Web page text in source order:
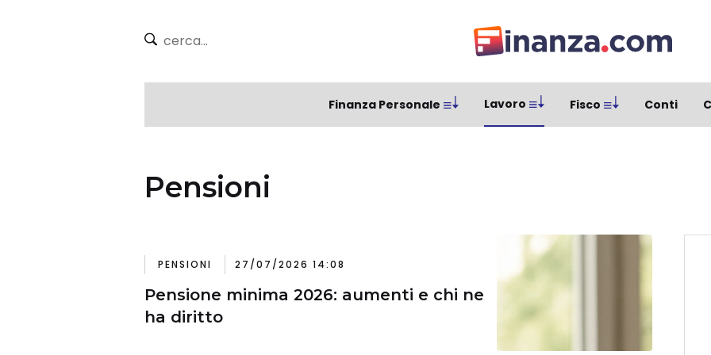
Finanza Personale Lavoro Fisco Conti
Pensioni
PENSIONI 27/07/2026 14:08
Pensione minima 2026: aumenti e chi ne
ha diritto